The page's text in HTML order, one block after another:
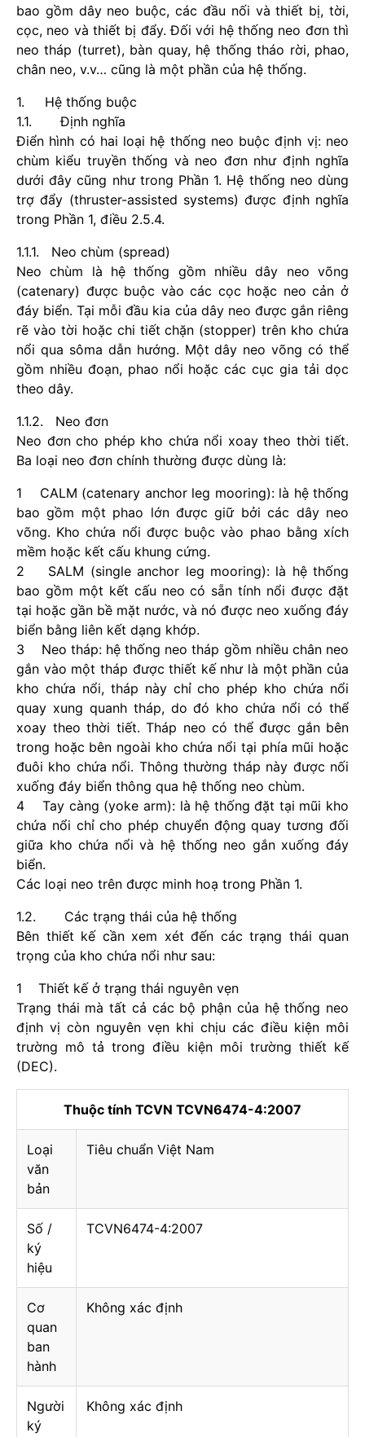
bao gồm dây neo buộc, các đầu nối và thiết bị, tời,
cọc, neo và thiết bị đẩy. Đối với hệ thống neo đơn thì
neo tháp (turret), bàn quay, hệ thống tháo rời, phao,
chân neo, v.v… cũng là một phần của hệ thống.
1. Hệ thống buộc
1.1. Định nghĩa
Điển hình có hai loại hệ thống neo buộc định vị: neo
chùm kiểu truyền thống và neo đơn như định nghĩa
dưới đây cũng như trong Phần 1. Hệ thống neo dùng
trợ đẩy (thruster-assisted systems) được định nghĩa
trong Phần 1, điều 2.5.4.
1.1.1. Neo chùm (spread)
Neo chùm là hệ thống gồm nhiều dây neo võng
(catenary) được buộc vào các cọc hoặc neo cản ở
đáy biển. Tại mỗi đầu kia của dây neo được gắn riêng
rẽ vào tời hoặc chi tiết chặn (stopper) trên kho chứa
nổi qua sôma dẫn hướng. Một dây neo võng có thể
gồm nhiều đoạn, phao nổi hoặc các cục gia tải dọc
theo dây.
1.1.2. Neo đơn
Neo đơn cho phép kho chứa nổi xoay theo thời tiết.
Ba loại neo đơn chính thường được dùng là:
1 CALM (catenary anchor leg mooring): là hệ thống
bao gồm một phao lớn được giữ bởi các dây neo
võng. Kho chứa nổi được buộc vào phao bằng xích
mềm hoặc kết cấu khung cứng.
2 SALM (single anchor leg mooring): là hệ thống
bao gồm một kết cấu neo có sẵn tính nổi được đặt
tại hoặc gần bề mặt nước, và nó được neo xuống đáy
biển bằng liên kết dạng khớp.
3 Neo tháp: hệ thống neo tháp gồm nhiều chân neo
gắn vào một tháp được thiết kế như là một phần của
kho chứa nổi, tháp này chỉ cho phép kho chứa nổi
quay xung quanh tháp, do đó kho chứa nổi có thể
xoay theo thời tiết. Tháp neo có thể được gắn bên
trong hoặc bên ngoài kho chứa nổi tại phía mũi hoặc
đuôi kho chứa nổi. Thông thường tháp này được nối
xuống đáy biển thông qua hệ thống neo chùm.
4 Tay càng (yoke arm): là hệ thống đặt tại mũi kho
chứa nổi chỉ cho phép chuyển động quay tương đối
giữa kho chứa nổi và hệ thống neo gắn xuống đáy
biển.
Các loại neo trên được minh hoạ trong Phần 1.
1.2. Các trạng thái của hệ thống
Bên thiết kế cần xem xét đến các trạng thái quan
trọng của kho chứa nổi như sau:
1 Thiết kế ở trạng thái nguyên vẹn
Trạng thái mà tất cả các bộ phận của hệ thống neo
định vị còn nguyên vẹn khi chịu các điều kiện môi
trường mô tả trong điều kiện môi trường thiết kế
(DEC).
Thuộc tính TCVN TCVN6474-4:2007
Loại
văn
bản
Tiêu chuẩn Việt Nam
Số /
ký
hiệu
TCVN6474-4:2007
Cơ
quan
ban
hành
Không xác định
Người
ký
Không xác định